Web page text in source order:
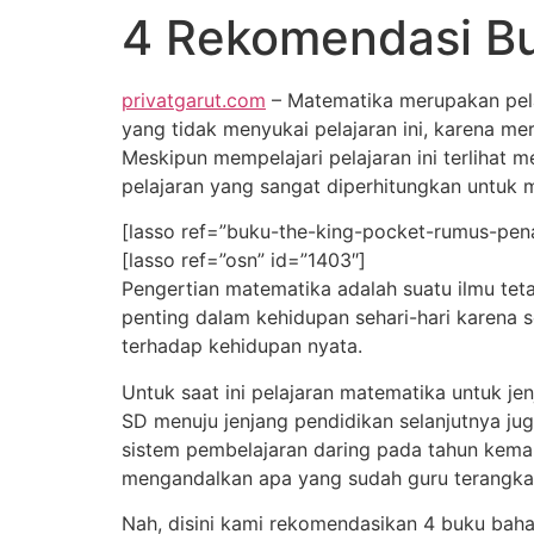
4 Rekomendasi
privatgarut.com – Matematika merupakan
yang tidak menyukai pelajaran ini, karena
Meskipun mempelajari pelajaran ini terlihat
pelajaran yang sangat diperhitungkan untuk
[lasso ref=”buku-the-king-pocket-rumus-
[lasso ref=”osn” id=”1403″]
Pengertian matematika adalah suatu ilmu
penting dalam kehidupan sehari-hari karena
terhadap kehidupan nyata.
Untuk saat ini pelajaran matematika untuk
SD menuju jenjang pendidikan selanjutnya
sistem pembelajaran daring pada tahun
mengandalkan apa yang sudah guru
Nah, disini kami rekomendasikan 4 buku